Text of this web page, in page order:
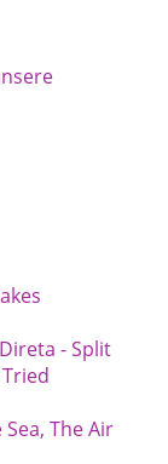
- Split
The Air